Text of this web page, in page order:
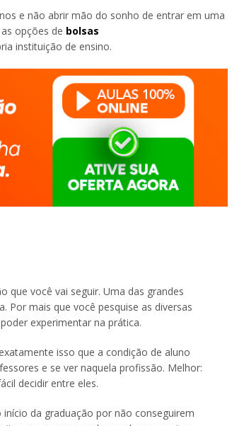
e não abrir mão do sonho de entrar em uma
opções de bolsas
instituição de ensino.
que você vai seguir. Uma das grandes
Por mais que você pesquise as diversas
experimentar na prática.
isso que a condição de aluno
e se ver naquela profissão. Melhor:
decidir entre eles.
da graduação por não conseguirem